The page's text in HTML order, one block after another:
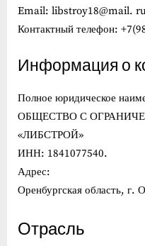
Email: libstroy18@mail.
Контактный телефон:
Информация о
Полное юридическое
ОБЩЕСТВО С
«ЛИБСТРОЙ»
ИНН: 1841077540.
Адрес:
Оренбургская область, г.
Отрасль